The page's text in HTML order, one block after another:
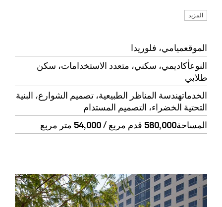
المزيد
الموقعميامي، فلوريدا
النوعأكاديمي، سكني، متعدد الاستخدامات، سكن
طلابي
الخدماتهندسة المناظر الطبيعية، تصميم الشوارع، البنية
التحتية الخضراء، التصميم المستدام
المساحة580,000 قدم مربع / 54,000 متر مربع